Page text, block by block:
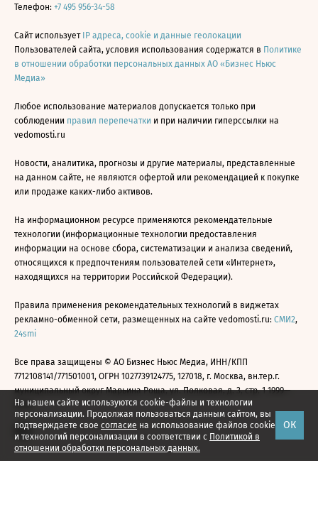
На нашем сайте используются cookie-файлы и технологии
персонализации. Продолжая пользоваться данным сайтом, вы
подтверждаете свое согласие на использование файлов cookie
и технологий персонализации в соответствии с Политикой в
отношении обработки персональных данных.
ОК
Телефон: +7 495 956-34-58
Сайт использует IP адреса, cookie и данные геолокации
Пользователей сайта, условия использования содержатся в Политике
в отношении обработки персональных данных АО «Бизнес Ньюс
Медиа»
Любое использование материалов допускается только при
соблюдении правил перепечатки и при наличии гиперссылки на
vedomosti.ru
Новости, аналитика, прогнозы и другие материалы, представленные
на данном сайте, не являются офертой или рекомендацией к покупке
или продаже каких-либо активов.
На информационном ресурсе применяются рекомендательные
технологии (информационные технологии предоставления
информации на основе сбора, систематизации и анализа сведений,
относящихся к предпочтениям пользователей сети «Интернет»,
находящихся на территории Российской Федерации).
Правила применения рекомендательных технологий в виджетах
рекламно-обменной сети, размещенных на сайте vedomosti.ru: СМИ2,
24smi
Все права защищены © АО Бизнес Ньюс Медиа, ИНН/КПП
7712108141/771501001, ОГРН 1027739124775, 127018, г. Москва, вн.тер.г.
муниципальный округ Марьина Роща, ул. Полковая, д. 3, стр. 1 1999—
2026